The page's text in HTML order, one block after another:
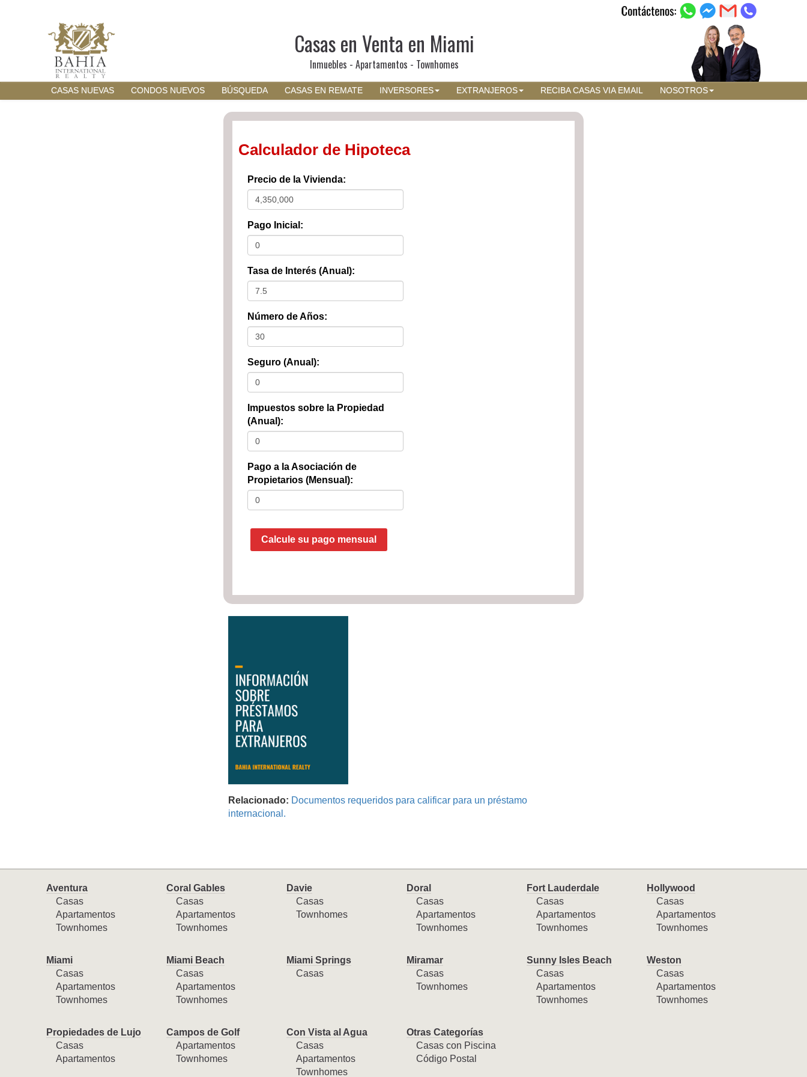
Casas en Venta en Miami
Inmuebles - Apartamentos - Townhomes
CASAS NUEVAS CONDOS NUEVOS BÚSQUEDA CASAS EN REMATE INVERSORES EXTRANJEROS RECIBA CASAS VIA EMAIL NOSOTROS
Calculador de Hipoteca
Precio de la Vivienda:
Pago Inicial:
Tasa de Interés (Anual):
Número de Años:
Seguro (Anual):
Impuestos sobre la Propiedad
(Anual):
Pago a la Asociación de
Propietarios (Mensual):
Calcule su pago mensual
Relacionado: Documentos requeridos para calificar para un préstamo
internacional.
Aventura
Casas
Apartamentos
Townhomes
Coral Gables
Casas
Apartamentos
Townhomes
Davie
Casas
Townhomes
Doral
Casas
Apartamentos
Townhomes
Fort Lauderdale
Casas
Apartamentos
Townhomes
Hollywood
Casas
Apartamentos
Townhomes
Miami
Casas
Apartamentos
Townhomes
Miami Beach
Casas
Apartamentos
Townhomes
Miami Springs
Casas
Miramar
Casas
Townhomes
Sunny Isles Beach
Casas
Apartamentos
Townhomes
Weston
Casas
Apartamentos
Townhomes
Propiedades de Lujo
Casas
Apartamentos
Campos de Golf
Apartamentos
Townhomes
Con Vista al Agua
Casas
Apartamentos
Townhomes
Otras Categorías
Casas con Piscina
Código Postal